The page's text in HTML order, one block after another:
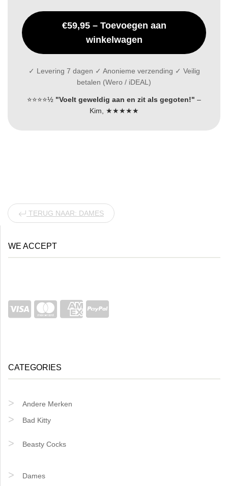
€59,95 – Toevoegen aan
winkelwagen
✓ Levering 7 dagen ✓ Anonieme verzending ✓ Veilig
betalen (Wero / iDEAL)
⭐⭐⭐⭐½ "Voelt geweldig aan en zit als gegoten!" –
Kim, ★★★★★
TERUG NAAR: DAMES
WE ACCEPT
CATEGORIES
Andere Merken
Bad Kitty
Beasty Cocks
Dames